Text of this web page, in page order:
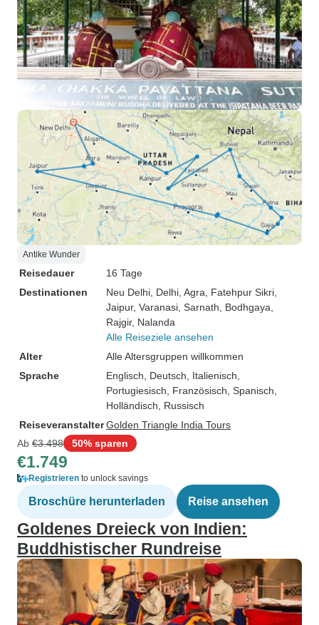
Antike Wunder
Reisedauer
16 Tage
Destinationen
Neu Delhi , Delhi , Agra , Fatehpur Sikri
Jaipur, Varanasi , Sarnath , Bodhgaya
Rajgir, Nalanda
Alle Reiseziele ansehen
Alter
Alle Altersgruppen willkommen
Sprache
Englisch, Deutsch, Italienisch,
Portugiesisch, Französisch, Spanisch,
Holländisch, Russisch
ReiseveranstalterGolden Triangle India Tours
Ab €3.498 50% sparen
€1.749
Registrieren to unlock savings
Broschüre herunterladen Reise ansehen
Goldenes Dreieck von Indien:
Buddhistischer Rundreise